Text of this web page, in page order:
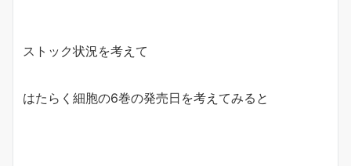
ストック状況を考えて
はたらく細胞の6巻の発売日を考えてみると